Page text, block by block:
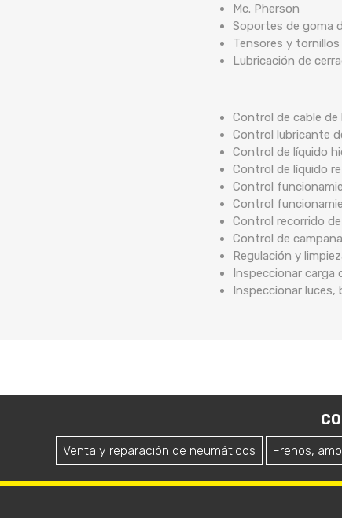
Mc. Pherson
Soportes de goma
Tensores y
Lubricación de
Control de cable de
Control lubricante
Control de líquido
Control de líquido
Control
Control
Control recorrido
Control de
Regulación y
Inspeccionar carga
Inspeccionar luces,
Venta y reparación de neumáticos Frenos,